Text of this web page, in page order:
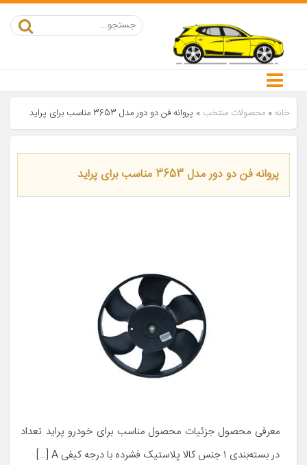
خانه » محصولات منتخب » پروانه فن دو دور مدل 3653 مناسب برای پراید
پروانه فن دو دور مدل 3653 مناسب برای پراید
معرفی محصول جزئیات محصول مناسب برای خودرو پراید تعداد
در بسته‌بندی ۱ جنس کالا پلاستیک فشرده با درجه کیفی A […]